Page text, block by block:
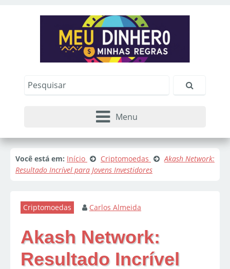
Menu
Você está em: Início Criptomoedas
Akash Network:
Resultado Incrível para Jovens Investidores
Criptomoedas Carlos Almeida
Akash Network:
Resultado Incrível